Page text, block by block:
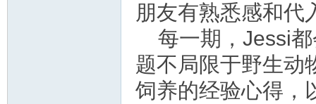
朋友有熟悉感和代
每一期，Jessi
题不局限于野生动
饲养的经验心得，